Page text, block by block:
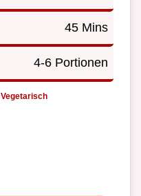
45 Mins
4-6 Portionen
Vegetarisch